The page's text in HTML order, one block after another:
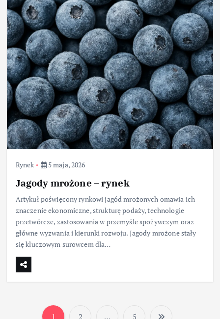
Rynek 5 maja, 2026
Jagody mrożone – rynek
Artykuł poświęcony rynkowi jagód mrożonych omawia ich
znaczenie ekonomiczne, strukturę podaży, technologie
przetwórcze, zastosowania w przemyśle spożywczym oraz
główne wyzwania i kierunki rozwoju. Jagody mrożone stały
się kluczowym surowcem dla…
1 2 … 5